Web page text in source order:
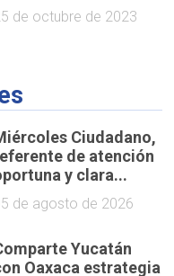
de octubre de 2023
Ciudadano,
de atención
y clara...
de agosto de 2026
Yucatán
Oaxaca estrategia